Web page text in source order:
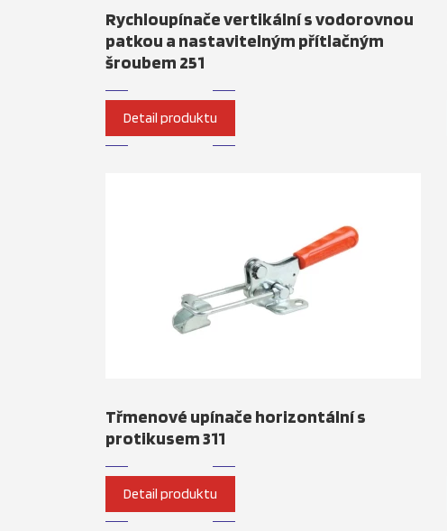
Rychloupínače vertikální s vodorovnou
patkou a nastavitelným přítlačným
šroubem 251
Detail produktu
Třmenové upínače horizontální s
protikusem 311
Detail produktu